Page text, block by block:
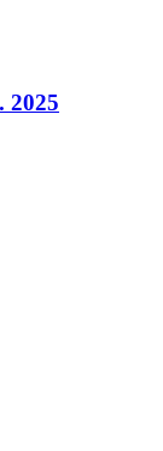
2025